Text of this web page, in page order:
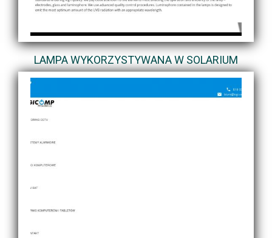
LAMPA WYKORZYSTYWANA W SOLARIUM